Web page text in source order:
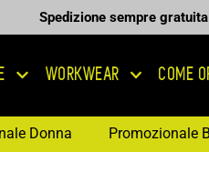
Spedizione sempre
WORKWEAR COME
Donna Promozionale